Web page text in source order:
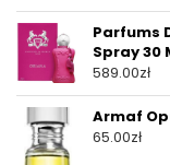
Parfums
Spray 30
589.00zł
Armaf
65.00zł